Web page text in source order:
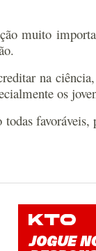
muito
na
os